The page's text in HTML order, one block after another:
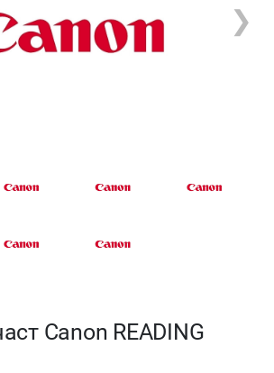
❯
Canon READING